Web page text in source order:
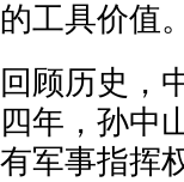
的工具价值。
回顾历史，
四年，孙中
有军事指挥